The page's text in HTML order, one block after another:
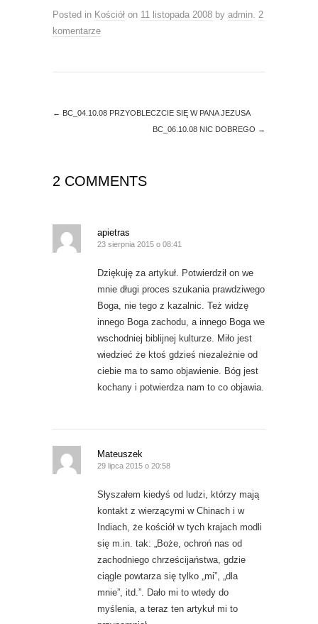
w
n
)
w
w
w
Posted in Kościół on 11 listopada 2008 by admin. 2
komentarze
← BC_04.10.08 PRZYOBLECZCIE SIĘ W PANA JEZUSA
BC_06.10.08 NIC DOBREGO →
2 COMMENTS
apietras
23 sierpnia 2015 o 08:41
Dziękuję za artykuł. Potwierdził on we
mnie długi proces szukania prawdziwego
Boga, nie tego z kazalnic. Też widzę
innego Boga zachodu, a innego Boga we
wschodniej biblijnej kulturze. Miło jest
wiedzieć że ktoś gdzieś niezależnie od
ciebie ma to samo objawienie. Bóg jest
kochany i potwierdza nam to co objawia.
Mateuszek
29 lipca 2015 o 20:58
Słyszałem kiedyś od ludzi, którzy mają
kontakt z wierzącymi w Chinach i w
Indiach, że kościół w tych krajach modli
się m.in. tak: „Boże, ochroń nas od
zachodniego chrześcijaństwa, gdzie
ciągle powtarza się tylko „mi”, „dla
mnie”, itd.”. Dało mi to wtedy do
myślenia, a teraz ten artykuł mi to